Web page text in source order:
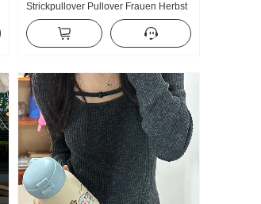
Strickpullover Pullover Frauen Herbst
Winter Vorfrühling Schlank Innerhalb
Nehmen Unterhemd Kurz Top